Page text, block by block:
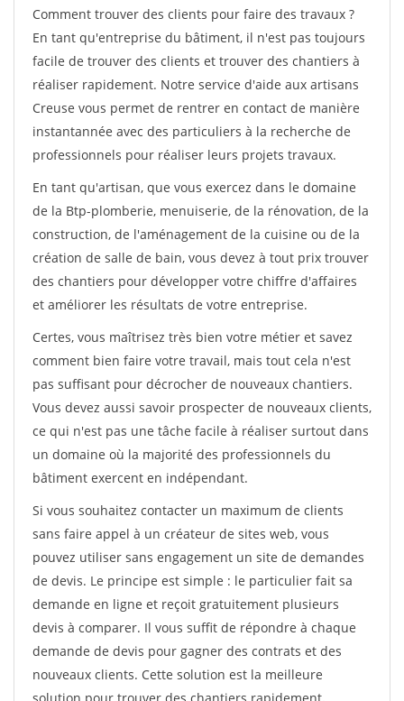
Comment trouver des clients pour faire des travaux ?
En tant qu'entreprise du bâtiment, il n'est pas toujours
facile de trouver des clients et trouver des chantiers à
réaliser rapidement. Notre service d'aide aux artisans
Creuse vous permet de rentrer en contact de manière
instantannée avec des particuliers à la recherche de
professionnels pour réaliser leurs projets travaux.
En tant qu'artisan, que vous exercez dans le domaine
de la Btp-plomberie, menuiserie, de la rénovation, de la
construction, de l'aménagement de la cuisine ou de la
création de salle de bain, vous devez à tout prix trouver
des chantiers pour développer votre chiffre d'affaires
et améliorer les résultats de votre entreprise.
Certes, vous maîtrisez très bien votre métier et savez
comment bien faire votre travail, mais tout cela n'est
pas suffisant pour décrocher de nouveaux chantiers.
Vous devez aussi savoir prospecter de nouveaux clients,
ce qui n'est pas une tâche facile à réaliser surtout dans
un domaine où la majorité des professionnels du
bâtiment exercent en indépendant.
Si vous souhaitez contacter un maximum de clients
sans faire appel à un créateur de sites web, vous
pouvez utiliser sans engagement un site de demandes
de devis. Le principe est simple : le particulier fait sa
demande en ligne et reçoit gratuitement plusieurs
devis à comparer. Il vous suffit de répondre à chaque
demande de devis pour gagner des contrats et des
nouveaux clients. Cette solution est la meilleure